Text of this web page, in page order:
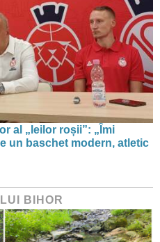
al „leilor roșii”: „Îmi
un baschet modern, atletic
BIHOR